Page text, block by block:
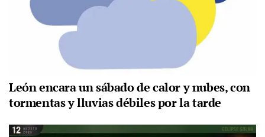
León encara un sábado de calor y nubes, con
tormentas y lluvias débiles por la tarde